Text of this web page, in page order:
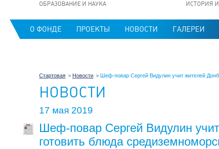
ОБРАЗОВАНИЕ И НАУКА ИСТОРИЯ
О ФОНДЕ ПРОЕКТЫ НОВОСТИ ГАЛЕРЕИ
Стартовая Новости Шеф-повар Сергей Видулин учит жителей
НОВОСТИ
17 мая 2019
Шеф-повар Сергей Видулин
готовить блюда